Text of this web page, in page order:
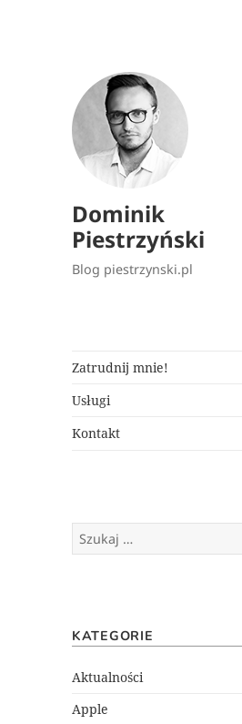
Dominik
Piestrzyński
Blog piestrzynski.pl
Zatrudnij mnie!
Usługi
Kontakt
Szukaj:
KATEGORIE
Aktualności
Apple